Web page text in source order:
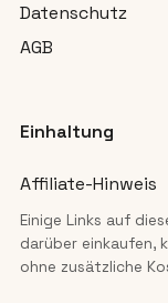
Datenschutz
AGB
Einhaltung
Affiliate-Hinweis
Einige Links auf
darüber einkaufen,
ohne zusätzliche